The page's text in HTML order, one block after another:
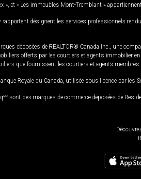
», et « Les immeubles Mont-Tremblant »
désignent les services professionnels
déposées de REALTOR® Canada Inc., une
offerts par les courtiers et agents immobilier
que fournissent les courtiers et agents membres
Royale du Canada, utilisée sous licence par les
MD sont des marques de commerce déposées de